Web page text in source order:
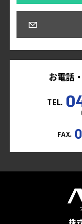
お電話
TEL.
FAX.
株